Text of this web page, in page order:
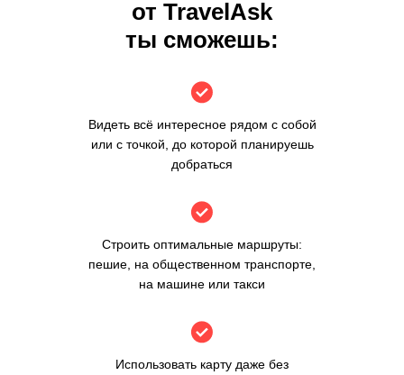
от TravelAsk
ты сможешь:
Видеть всё интересное рядом с собой
или с точкой, до которой планируешь
добраться
Строить оптимальные маршруты:
пешие, на общественном транспорте,
на машине или такси
Использовать карту даже без